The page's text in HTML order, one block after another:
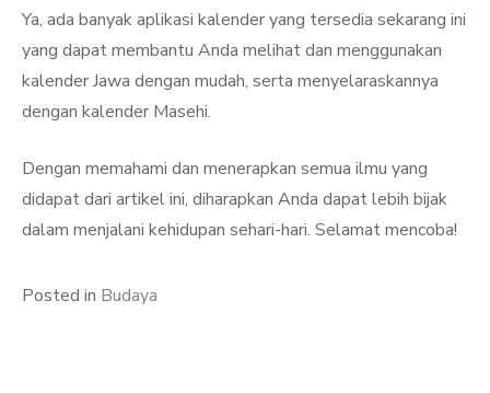
Ya, ada banyak aplikasi kalender yang tersedia sekarang ini
yang dapat membantu Anda melihat dan menggunakan
kalender Jawa dengan mudah, serta menyelaraskannya
dengan kalender Masehi.
Dengan memahami dan menerapkan semua ilmu yang
didapat dari artikel ini, diharapkan Anda dapat lebih bijak
dalam menjalani kehidupan sehari-hari. Selamat mencoba!
Posted in Budaya